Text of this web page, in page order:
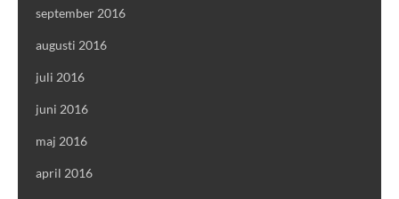
september 2016
augusti 2016
juli 2016
juni 2016
maj 2016
april 2016